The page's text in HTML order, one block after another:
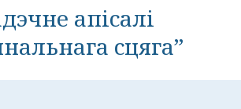
апісалі
сцяга”